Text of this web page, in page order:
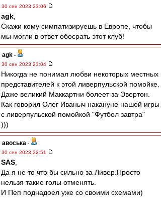
30 сен 2023 23:06
agk
Скажи кому симпатизируешь в Европе, чтобы
мы могли в ответ обосрать этот клуб!
agk -
30 сен 2023 23:04
Никогда не понимал любви некоторых местных
представителей к этой ливерпульской помойке.
Даже великий Маккартни болеет за Эвертон.
Как говорил Олег Иваныч накануне нашей игры
с ливерпульской помойкой "Футбол завтра"
)))
авоська -
30 сен 2023 22:51
SAS
Да я не то что бы сильно за Ливер.Просто
нельзя такие голы отменять.
И Пеп поднадоел уже со своими схемами)